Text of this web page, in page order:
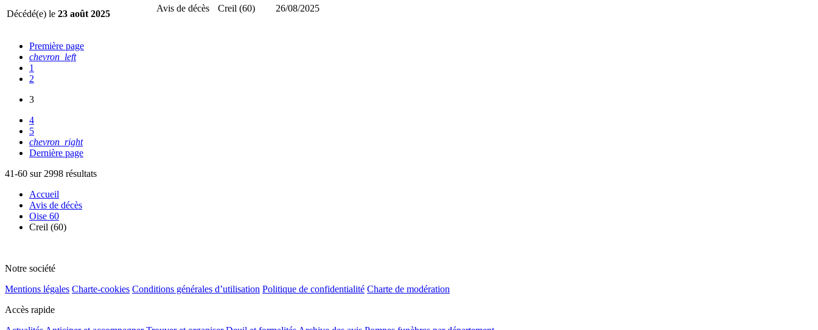
Décédé(e) le 23 août 2025
Avis de décès Creil (60) 26/08/2025
Première page
chevron_left
1
2
3
4
5
chevron_right
Dernière page
41-60 sur 2998 résultats
Accueil
Avis de décès
Oise 60
Creil (60)
Notre société
Mentions légales Charte-cookies Conditions générales d’utilisation Politique de confidentialité Charte de modération
Accès rapide